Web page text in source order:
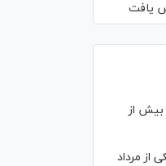
از
از مرداد